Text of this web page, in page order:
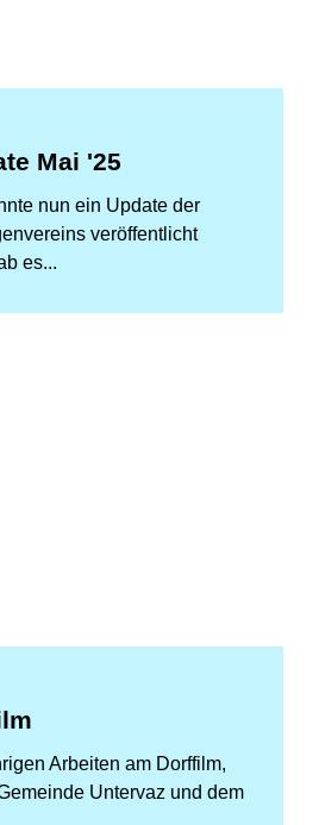
Mai '25
nun ein Update der
veröffentlicht
es...
Arbeiten am Dorffilm,
Untervaz und dem